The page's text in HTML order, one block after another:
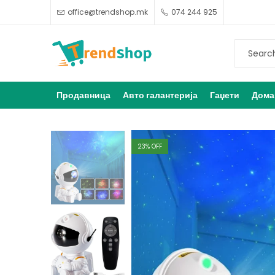
office@trendshop.mk 074 244 925
Продавница Авто галантерија Гаџети
23% OFF